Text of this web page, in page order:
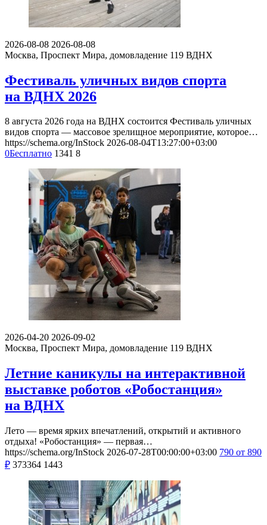
2026-08-08 2026-08-08
Москва, Проспект Мира, домовладение 119 ВДНХ
Фестиваль уличных видов спорта
на ВДНХ 2026
8 августа 2026 года на ВДНХ состоится Фестиваль уличных
видов спорта — массовое зрелищное мероприятие, которое…
https://schema.org/InStock 2026-08-04T13:27:00+03:00
0Бесплатно 1341 8
2026-04-20 2026-09-02
Москва, Проспект Мира, домовладение 119 ВДНХ
Летние каникулы на интерактивной
выставке роботов «Робостанция»
на ВДНХ
Лето — время ярких впечатлений, открытий и активного
отдыха! «Робостанция» — первая…
https://schema.org/InStock 2026-07-28T00:00:00+03:00 790 от 890
₽ 373364 1443